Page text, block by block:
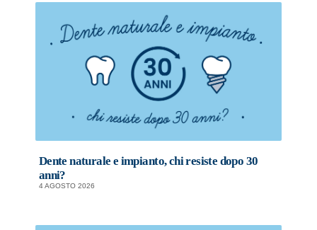
Dente naturale e impianto, chi resiste dopo 30
anni?
4 AGOSTO 2026